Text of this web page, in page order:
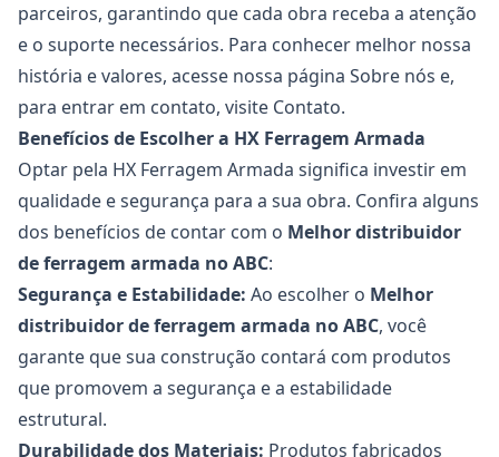
parceiros, garantindo que cada obra receba a atenção
e o suporte necessários. Para conhecer melhor nossa
história e valores, acesse nossa página Sobre nós e,
para entrar em contato, visite Contato.
Benefícios de Escolher a HX Ferragem Armada
Optar pela HX Ferragem Armada significa investir em
qualidade e segurança para a sua obra. Confira alguns
dos benefícios de contar com o Melhor distribuidor
deferragem armada no ABC:
Segurança e Estabilidade: Ao escolher o Melhor
distribuidor deferragem armada no ABC, você
garante que sua construção contará com produtos
que promovem a segurança e a estabilidade
estrutural.
Durabilidade dos Materiais: Produtos fabricados